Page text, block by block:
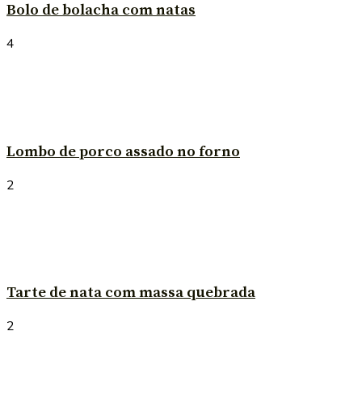
Bolo de bolacha com natas
4
Lombo de porco assado no forno
2
Tarte de nata com massa quebrada
2